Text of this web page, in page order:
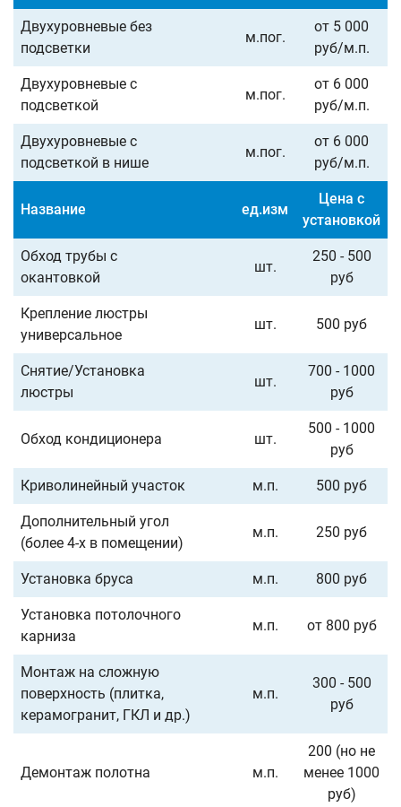
Двухуровневые без
подсветки
м.пог.
от 5 000
руб/м.п.
Двухуровневые с
подсветкой
м.пог.
от 6 000
руб/м.п.
Двухуровневые с
подсветкой в нише
м.пог.
от 6 000
руб/м.п.
Название ед.изм
Цена с
установкой
Обход трубы с
окантовкой
шт.
250 - 500
руб
Крепление люстры
универсальное
шт. 500 руб
Снятие/Установка
люстры
шт.
700 - 1000
руб
Обход кондиционера шт.
500 - 1000
руб
Криволинейный участок м.п. 500 руб
Дополнительный угол
(более 4-х в помещении)
м.п. 250 руб
Установка бруса м.п. 800 руб
Установка потолочного
карниза
м.п. от 800 руб
Монтаж на сложную
поверхность (плитка,
керамогранит, ГКЛ и др.)
м.п.
300 - 500
руб
Демонтаж полотна м.п.
200 (но не
менее 1000
руб)